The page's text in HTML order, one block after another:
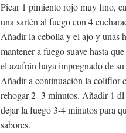
Picar 1 pimiento rojo muy fino,
una sartén al fuego con 4
Añadir la cebolla y el ajo y unas
mantener a fuego suave hasta
el azafrán haya impregnado de
Añadir a continuación la coliflor
rehogar 2 -3 minutos. Añadir 1
dejar la fuego 3-4 minutos para
sabores.